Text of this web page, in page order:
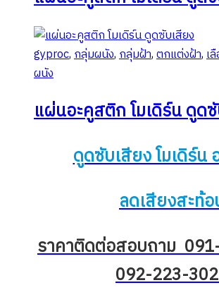
gyproc,กลุ่มผนัง,กลุ่มฝ้า,ตกแต่งฝ้า,เ
ผนัง
แผ่นอะคูสติก โมเดิร์น ดูด
ดูดซับเสียง โมเดิร์น
ลดเสียงสะท้
ราคาติดต่อสอบถาม
092-223-